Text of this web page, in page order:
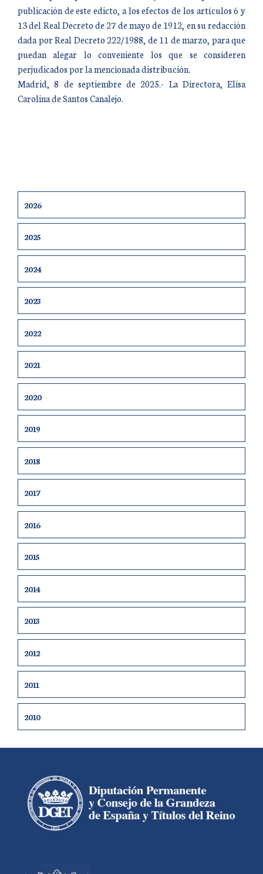
publicación de este edicto, a los efectos de los artículos 6 y
13 del Real Decreto de 27 de mayo de 1912, en su redacción
dada por Real Decreto 222/1988, de 11 de marzo, para que
puedan alegar lo conveniente los que se consideren
perjudicados por la mencionada distribución.
Madrid, 8 de septiembre de 2025.- La Directora, Elisa
Carolina de Santos Canalejo.
2026
2025
2024
2023
2022
2021
2020
2019
2018
2017
2016
2015
2014
2013
2012
2011
2010